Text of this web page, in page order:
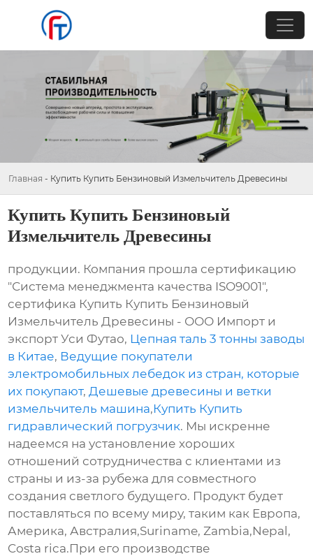
Главная - Купить Купить Бензиновый Измельчитель Древесины
Купить Купить Бензиновый
Измельчитель Древесины
продукции. Компания прошла сертификацию
"Система менеджмента качества ISO9001",
сертифика Купить Купить Бензиновый
Измельчитель Древесины - ООО Импорт и
экспорт Уси Футао, Цепная таль 3 тонны заводы
в Китае, Ведущие покупатели
электромобильных лебедок из стран, которые
их покупают, Дешевые древесины и ветки
измельчитель машина,Купить Купить
гидравлический погрузчик. Мы искренне
надеемся на установление хороших
отношений сотрудничества с клиентами из
страны и из-за рубежа для совместного
создания светлого будущего. Продукт будет
поставляться по всему миру, таким как Европа,
Америка, Австралия,Suriname, Zambia,Nepal,
Costa rica.При его производстве